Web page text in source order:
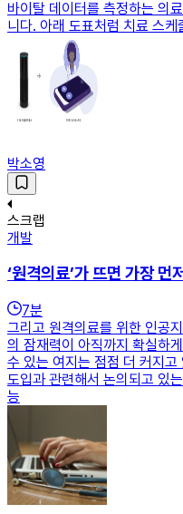
바이탈 데이터를 측정하는 의
니다. 아래 도표처럼 치료 스
박소영
스크랩
개발
‘원격의료’가 뜨면 가장
7분
그리고 원격의료를 위한 인공
의 잠재력이 아직까지 확실하
수 있는 여지는 점점 더 커지고
도입과 관련해서 논의되고 있
능